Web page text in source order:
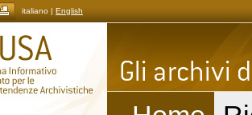
italiano | English